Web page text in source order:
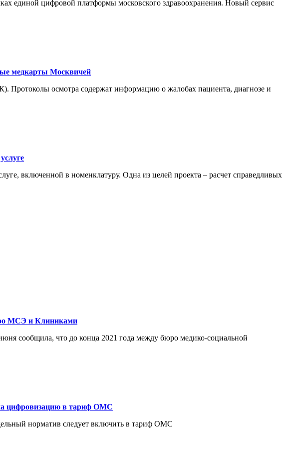
единой цифровой платформы московского здравоохранения. Новый сервис
медкарты Москвичей
Протоколы осмотра содержат информацию о жалобах пациента, диагнозе и
включенной в номенклатуру. Одна из целей проекта – расчет справедливых
МСЭ и Клиниками
сообщила, что до конца 2021 года между бюро медико-социальной
цифровизацию в тариф ОМС
норматив следует включить в тариф ОМС